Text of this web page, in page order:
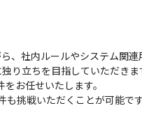
、社内ルールやシステム関
り立ちを目指していただきま
お任せいたします。
挑戦いただくことが可能です